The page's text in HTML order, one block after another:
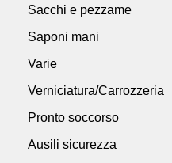
Sacchi e pezzame
Saponi mani
Varie
Verniciatura/Carrozzeria
Pronto soccorso
Ausili sicurezza